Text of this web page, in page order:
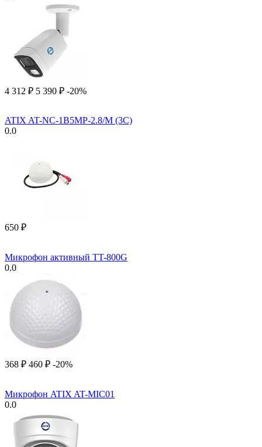
4 312 ₽ 5 390 ₽ -20%
ATIX AT-NC-1B5MP-2.8/M (3C)
0.0
‍650‍ ₽
Микрофон активный TT-800G
0.0
‍368‍ ₽ ‍460‍ ₽ -20%
Микрофон ATIX AT-MIC01
0.0